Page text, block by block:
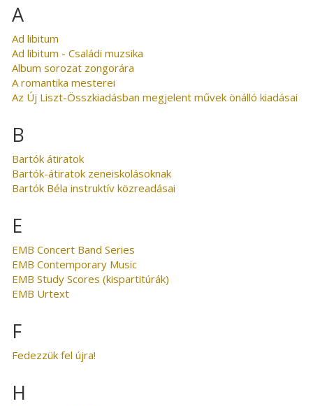
A
Ad libitum
Ad libitum - Családi muzsika
Album sorozat zongorára
A romantika mesterei
Az Új Liszt-Összkiadásban megjelent művek önálló kiadásai
B
Bartók átiratok
Bartók-átiratok zeneiskolásoknak
Bartók Béla instruktív közreadásai
E
EMB Concert Band Series
EMB Contemporary Music
EMB Study Scores (kispartitúrák)
EMB Urtext
F
Fedezzük fel újra!
H